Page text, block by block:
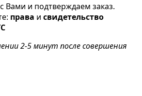
Вами и подтверждаем заказ.
права и свидетельство
2-5 минут после совершения